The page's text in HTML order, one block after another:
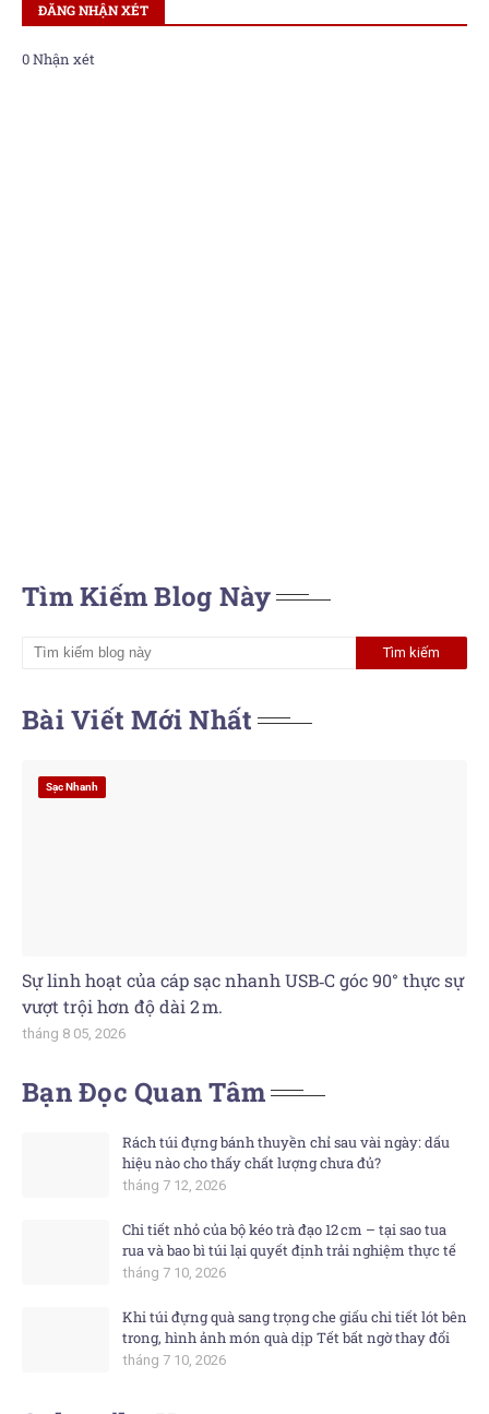
ĐĂNG NHẬN XÉT
0 Nhận xét
Tìm Kiếm Blog Này
Bài Viết Mới Nhất
Sạc Nhanh
Sự linh hoạt của cáp sạc nhanh USB‑C góc 90° thực sự
vượt trội hơn độ dài 2 m.
tháng 8 05, 2026
Bạn Đọc Quan Tâm
Rách túi đựng bánh thuyền chỉ sau vài ngày: dấu
hiệu nào cho thấy chất lượng chưa đủ?
tháng 7 12, 2026
Chi tiết nhỏ của bộ kéo trà đạo 12 cm – tại sao tua
rua và bao bì túi lại quyết định trải nghiệm thực tế
tháng 7 10, 2026
Khi túi đựng quà sang trọng che giấu chi tiết lót bên
trong, hình ảnh món quà dịp Tết bất ngờ thay đổi
tháng 7 10, 2026